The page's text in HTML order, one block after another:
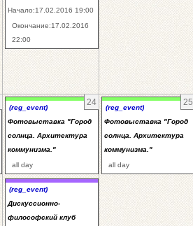
Начало:17.02.2016 19:00
Окончание:17.02.2016
22:00
24
(reg_event)
Фотовыставка "Город
солнца. Архитектура
коммунизма."
all day
(reg_event)
Дискуссионно-
философский клуб
25
(reg_event)
Фотовыставка "Город
солнца. Архитектура
коммунизма."
all day